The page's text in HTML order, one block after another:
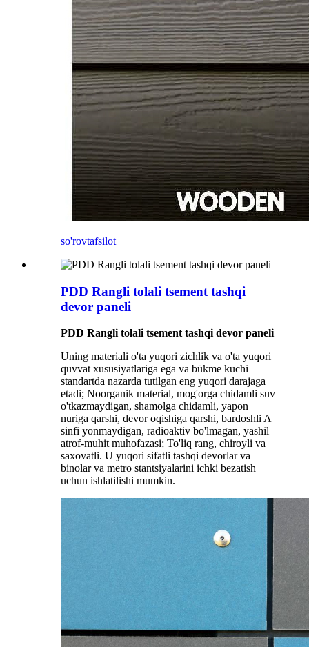
so'rovtafsilot
PDD Rangli tolali tsement tashqi
devor paneli
PDD Rangli tolali tsement tashqi devor paneli
Uning materiali o'ta yuqori zichlik va o'ta yuqori
quvvat xususiyatlariga ega va bükme kuchi
standartda nazarda tutilgan eng yuqori darajaga
etadi; Noorganik material, mog'orga chidamli suv
o'tkazmaydigan, shamolga chidamli, yapon
nuriga qarshi, devor oqishiga qarshi, bardoshli A
sinfi yonmaydigan, radioaktiv bo'lmagan, yashil
atrof-muhit muhofazasi; To'liq rang, chiroyli va
saxovatli. U yuqori sifatli tashqi devorlar va
binolar va metro stantsiyalarini ichki bezatish
uchun ishlatilishi mumkin.